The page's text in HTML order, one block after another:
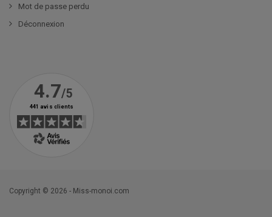
Mot de passe perdu
Déconnexion
Copyright © 2026 - Miss-monoi.com